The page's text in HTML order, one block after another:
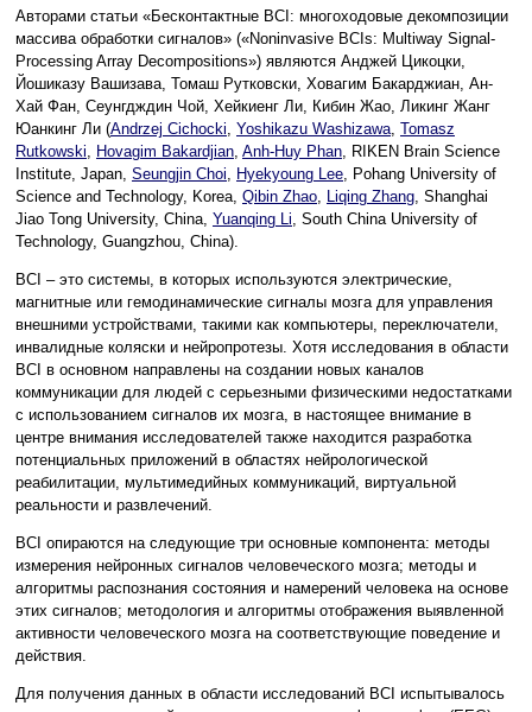
Авторами статьи «Бесконтактные BCI: многоходовые декомпозиции
массива обработки сигналов» («Noninvasive BCIs: Multiway Signal-
Processing Array Decompositions») являются Анджей Цикоцки,
Йошиказу Вашизава, Томаш Рутковски, Ховагим Бакарджиан, Ан-
Хай Фан, Сеунгдждин Чой, Хейкиенг Ли, Кибин Жао, Ликинг Жанг
Юанкинг Ли (Andrzej Cichocki, Yoshikazu Washizawa, Tomasz
Rutkowski, Hovagim Bakardjian, Anh-Huy Phan, RIKEN Brain Science
Institute, Japan, Seungjin Choi, Hyekyoung Lee, Pohang University of
Science and Technology, Korea, Qibin Zhao, Liqing Zhang, Shanghai
Jiao Tong University, China, Yuanqing Li, South China University of
Technology, Guangzhou, China).
BCI – это системы, в которых используются электрические,
магнитные или гемодинамические сигналы мозга для управления
внешними устройствами, такими как компьютеры, переключатели,
инвалидные коляски и нейропротезы. Хотя исследования в области
BCI в основном направлены на создании новых каналов
коммуникации для людей с серьезными физическими недостатками
с использованием сигналов их мозга, в настоящее внимание в
центре внимания исследователей также находится разработка
потенциальных приложений в областях нейрологической
реабилитации, мультимедийных коммуникаций, виртуальной
реальности и развлечений.
BCI опираются на следующие три основные компонента: методы
измерения нейронных сигналов человеческого мозга; методы и
алгоритмы распознания состояния и намерений человека на основе
этих сигналов; методология и алгоритмы отображения выявленной
активности человеческого мозга на соответствующие поведение и
действия.
Для получения данных в области исследований BCI испытывалось